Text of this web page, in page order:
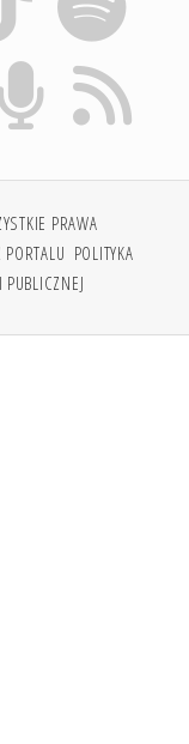
PRAWA
POLITYKA